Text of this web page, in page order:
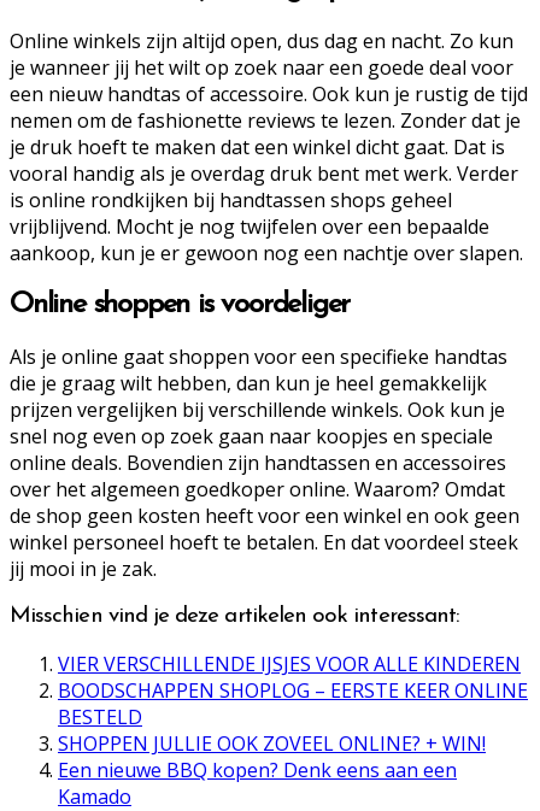
Online winkels zijn altijd open, dus dag en nacht. Zo kun
je wanneer jij het wilt op zoek naar een goede deal voor
een nieuw handtas of accessoire. Ook kun je rustig de tijd
nemen om de fashionette reviews te lezen. Zonder dat je
je druk hoeft te maken dat een winkel dicht gaat. Dat is
vooral handig als je overdag druk bent met werk. Verder
is online rondkijken bij handtassen shops geheel
vrijblijvend. Mocht je nog twijfelen over een bepaalde
aankoop, kun je er gewoon nog een nachtje over slapen.
Online shoppen is voordeliger
Als je online gaat shoppen voor een specifieke handtas
die je graag wilt hebben, dan kun je heel gemakkelijk
prijzen vergelijken bij verschillende winkels. Ook kun je
snel nog even op zoek gaan naar koopjes en speciale
online deals. Bovendien zijn handtassen en accessoires
over het algemeen goedkoper online. Waarom? Omdat
de shop geen kosten heeft voor een winkel en ook geen
winkel personeel hoeft te betalen. En dat voordeel steek
jij mooi in je zak.
Misschien vind je deze artikelen ook interessant:
VIER VERSCHILLENDE IJSJES VOOR ALLE KINDEREN
BOODSCHAPPEN SHOPLOG – EERSTE KEER ONLINE
BESTELD
SHOPPEN JULLIE OOK ZOVEEL ONLINE? + WIN!
Een nieuwe BBQ kopen? Denk eens aan een
Kamado